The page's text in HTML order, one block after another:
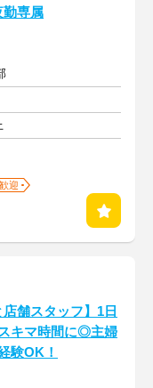
専属
迎
店舗スタッフ】1日
キマ時間に◎主婦
験OK！